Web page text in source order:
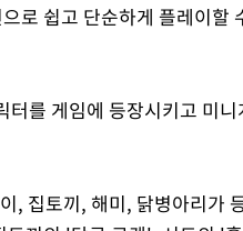
로 쉽고 단순하게 플레이할
를 게임에 등장시키고 미
, 집토끼, 해미, 닭병아리가